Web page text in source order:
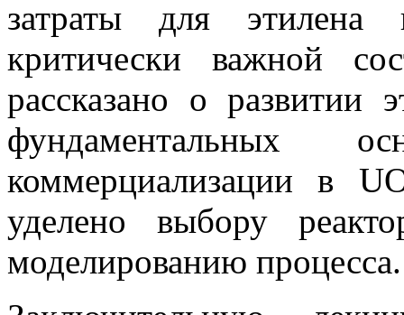
затраты для этилена
критически важной
рассказано о развитии
коммерциализации в
уделено выбору
моделированию процесса.